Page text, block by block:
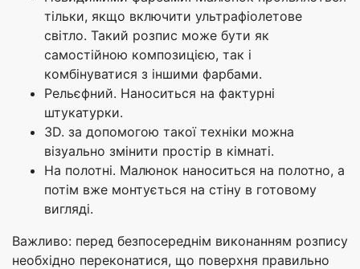
тільки, якщо включити ультрафіолетове
світло. Такий розпис може бути як
самостійною композицією, так і
комбінуватися з іншими фарбами.
Рельєфний. Наноситься на фактурні
штукатурки.
3D. за допомогою такої техніки можна
візуально змінити простір в кімнаті.
На полотні. Малюнок наноситься на полотно, а
потім вже монтується на стіну в готовому
вигляді.
Важливо: перед безпосереднім виконанням розпису
необхідно переконатися, що поверхня правильно